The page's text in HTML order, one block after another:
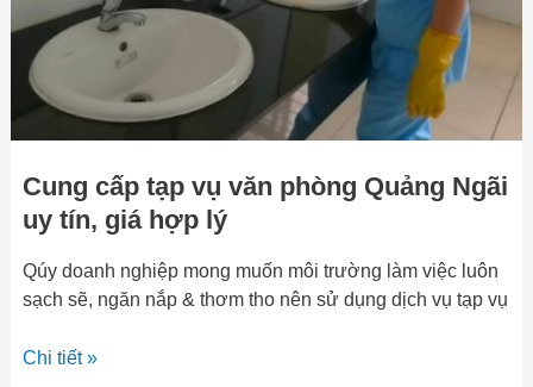
Cung cấp tạp vụ văn phòng Quảng Ngãi
uy tín, giá hợp lý
Qúy doanh nghiệp mong muốn môi trường làm việc luôn
sạch sẽ, ngăn nắp & thơm tho nên sử dụng dịch vụ tạp vụ
Ngãi
tín,
giá
Chi tiết »